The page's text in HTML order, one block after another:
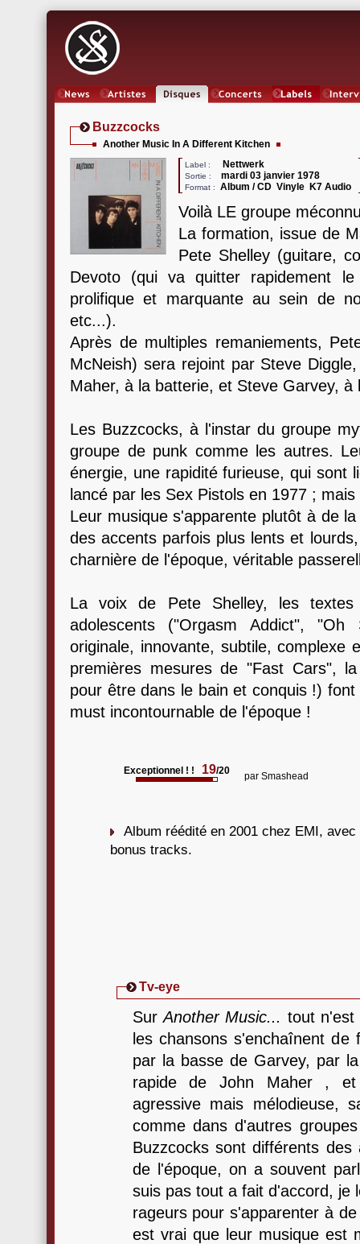
Buzzcocks
Another Music In A Different Kitchen
Label : Nettwerk
Sortie : mardi 03 janvier 1978
Format : Album / CD Vinyle K7 Audio
Voilà LE groupe
La formation, issue de
Pete Shelley (guitare,
Devoto (qui va quitter rapidement
prolifique et marquante au sein de
etc...).
Après de multiples remaniements,
McNeish) sera rejoint par Steve
Maher, à la batterie, et Steve Garvey, à
Les Buzzcocks, à l'instar du groupe
groupe de punk comme les autres.
énergie, une rapidité furieuse, qui sont
lancé par les Sex Pistols en 1977 ;
Leur musique s'apparente plutôt à de
des accents parfois plus lents et
charnière de l'époque, véritable
La voix de Pete Shelley, les textes
adolescents ("Orgasm Addict",
originale, innovante, subtile, complexe
premières mesures de "Fast Cars",
pour être dans le bain et conquis !)
must incontournable de l'époque !
Exceptionnel ! ! 19/20 par Smashead
Album réédité en 2001 chez EMI,
bonus tracks.
Tv-eye
SurAnother Music... tout n'est
les chansons s'enchaînent de
par la basse de Garvey, par
rapide de John Maher ,
agressive mais mélodieuse,
comme dans d'autres
Buzzcocks sont différents
de l'époque, on a souvent
suis pas tout a fait d'accord, je
rageurs pour s'apparenter à
est vrai que leur musique est